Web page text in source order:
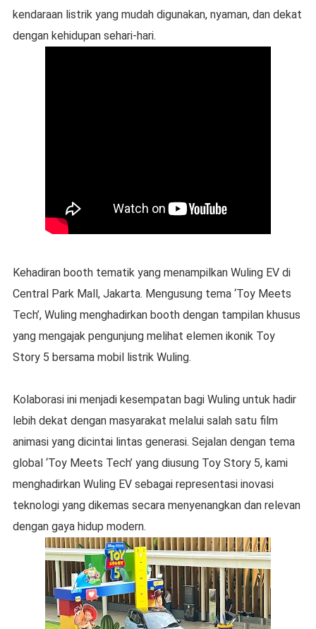
kendaraan listrik yang mudah digunakan, nyaman, dan dekat
dengan kehidupan sehari-hari.
Kehadiran booth tematik yang menampilkan Wuling EV di
Central Park Mall, Jakarta. Mengusung tema ‘Toy Meets
Tech’, Wuling menghadirkan booth dengan tampilan khusus
yang mengajak pengunjung melihat elemen ikonik Toy
Story 5 bersama mobil listrik Wuling.
Kolaborasi ini menjadi kesempatan bagi Wuling untuk hadir
lebih dekat dengan masyarakat melalui salah satu film
animasi yang dicintai lintas generasi. Sejalan dengan tema
global ‘Toy Meets Tech’ yang diusung Toy Story 5, kami
menghadirkan Wuling EV sebagai representasi inovasi
teknologi yang dikemas secara menyenangkan dan relevan
dengan gaya hidup modern.